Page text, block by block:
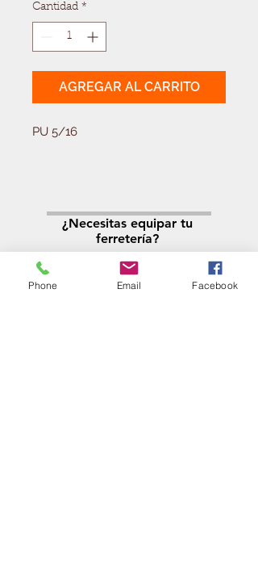
Cantidad *
AGREGAR AL CARRITO
PU 5/16
Llamá al:
011-4768-9855
info@angelmbeber.com.ar
¿Necesitas equipar tu
ferretería?
Phone Email Facebook